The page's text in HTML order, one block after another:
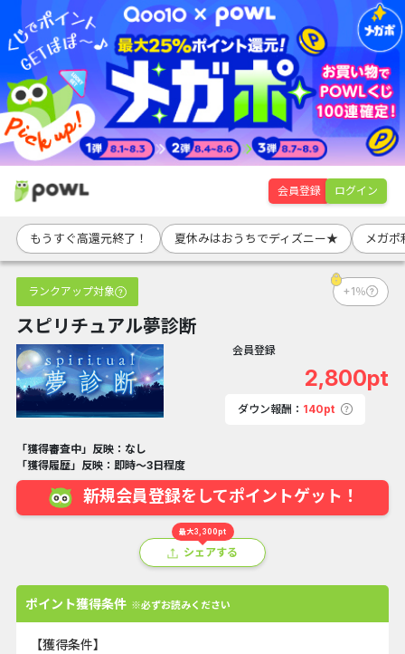
会員登録 ログイン
もうすぐ高還元終了！ 夏休みはおうちでディズニー★ メガ
ランクアップ対象 +1％
スピリチュアル夢診断
会員登録
2,800pt
ダウン報酬： 140pt
「獲得審査中」反映：なし
「獲得履歴」反映：即時～3日程度
新規会員登録をしてポイントゲット！
最大3,300pt
シェアする
ポイント獲得条件 ※必ずお読みください
【獲得条件】